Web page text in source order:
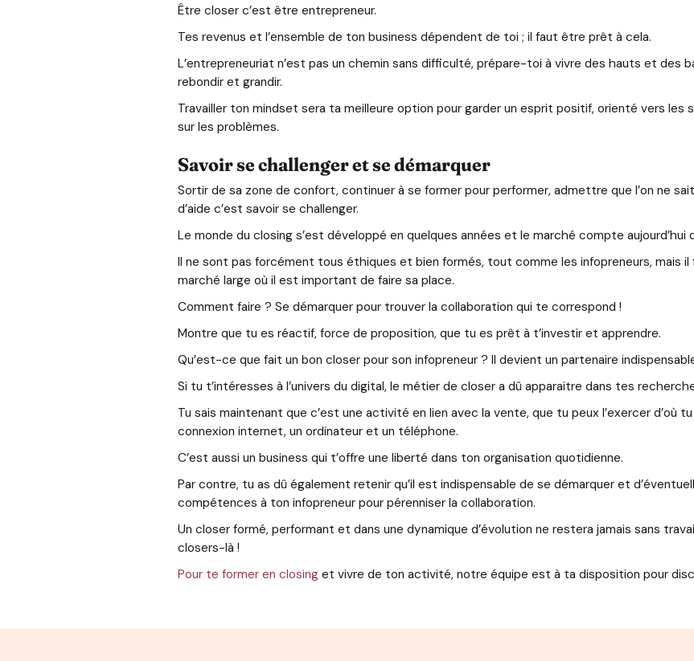
Être closer c’est être entrepreneur.
Tes revenus et l’ensemble de ton business dépendent de toi ; il faut être prêt à cela.
L’entrepreneuriat n’est pas un chemin sans difficulté, prépare-toi à vivre des hauts et des
rebondir et grandir.
Travailler ton mindset sera ta meilleure option pour garder un esprit positif, orienté vers les
sur les problèmes.
Savoir se challenger et se démarquer
Sortir de sa zone de confort, continuer à se former pour performer, admettre que l’on ne
d’aide c’est savoir se challenger.
Le monde du closing s’est développé en quelques années et le marché compte aujourd’hui
Il ne sont pas forcément tous éthiques et bien formés, tout comme les infopreneurs, mais
marché large où il est important de faire sa place.
Comment faire ? Se démarquer pour trouver la collaboration qui te correspond !
Montre que tu es réactif, force de proposition, que tu es prêt à t’investir et apprendre.
Qu’est-ce que fait un bon closer pour son infopreneur ? Il devient un partenaire
Si tu t’intéresses à l’univers du digital, le métier de closer a dû apparaitre dans tes
Tu sais maintenant que c’est une activité en lien avec la vente, que tu peux l’exercer d’où
connexion internet, un ordinateur et un téléphone.
C’est aussi un business qui t’offre une liberté dans ton organisation quotidienne.
Par contre, tu as dû également retenir qu’il est indispensable de se démarquer et
compétences à ton infopreneur pour pérenniser la collaboration.
Un closer formé, performant et dans une dynamique d’évolution ne restera jamais sans
closers-là !
Pour te former en closinget vivre de ton activité, notre équipe est à ta disposition pour